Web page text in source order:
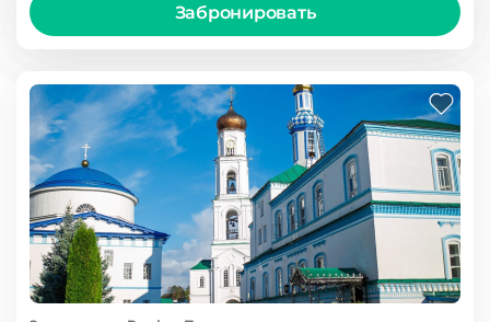
Забронировать